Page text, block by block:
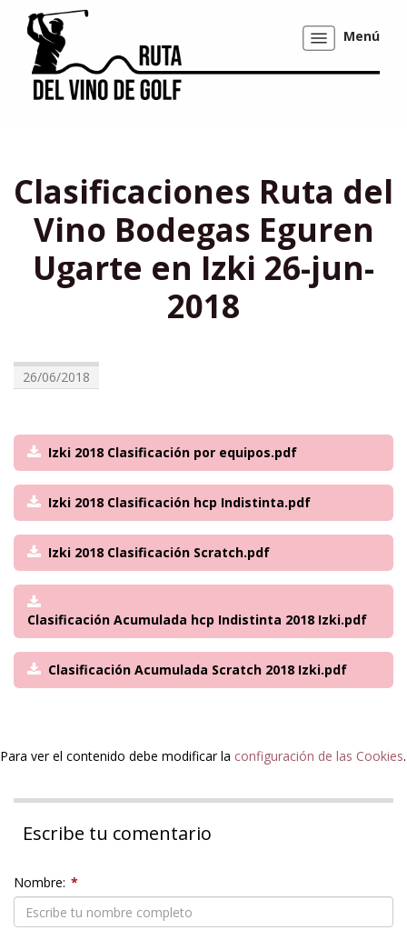
Mostrar/ocultar
navegación
Menú
Clasificaciones Ruta del
Vino Bodegas Eguren
Ugarte en Izki 26-jun-
2018
26/06/2018
Izki 2018 Clasificación por equipos.pdf
Izki 2018 Clasificación hcp Indistinta.pdf
Izki 2018 Clasificación Scratch.pdf
Clasificación Acumulada hcp Indistinta 2018 Izki.pdf
Clasificación Acumulada Scratch 2018 Izki.pdf
Para ver el contenido debe modificar la configuración de las Cookies.
Escribe tu comentario
Nombre: *